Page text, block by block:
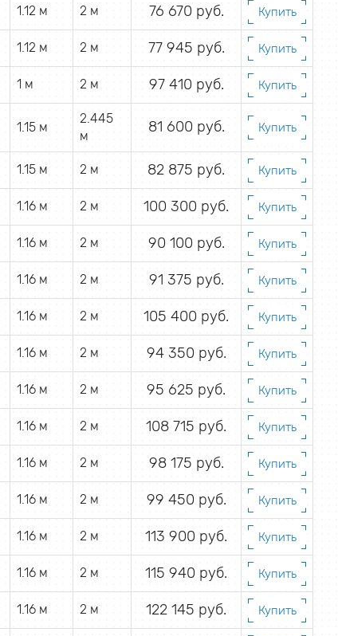
1.12 м 2 м 76 670 руб. Купить
1.12 м 2 м 77 945 руб. Купить
1 м 2 м 97 410 руб. Купить
1.15 м
2.445
м
81 600 руб. Купить
1.15 м 2 м 82 875 руб. Купить
1.16 м 2 м 100 300 руб. Купить
1.16 м 2 м 90 100 руб. Купить
1.16 м 2 м 91 375 руб. Купить
1.16 м 2 м 105 400 руб. Купить
1.16 м 2 м 94 350 руб. Купить
1.16 м 2 м 95 625 руб. Купить
1.16 м 2 м 108 715 руб. Купить
1.16 м 2 м 98 175 руб. Купить
1.16 м 2 м 99 450 руб. Купить
1.16 м 2 м 113 900 руб. Купить
1.16 м 2 м 115 940 руб. Купить
1.16 м 2 м 122 145 руб. Купить